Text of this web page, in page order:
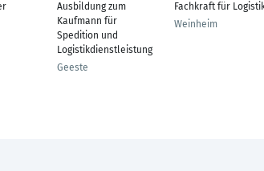
Ausbildung zum
Kaufmann für
Spedition und
Logistikdienstleistung
Geeste
Fachkraft für
Weinheim